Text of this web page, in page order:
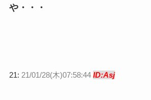
や・・・
21: 21/01/28(木)07:58:44 ID:Asj